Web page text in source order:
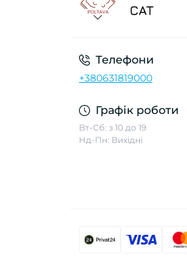
Телефони
+380631819000
Графік роботи
Вт-Сб: з 10 до 19
Нд-Пн: Вихідні